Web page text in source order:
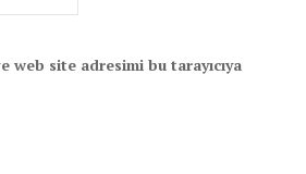
web site adresimi bu tarayıcıya